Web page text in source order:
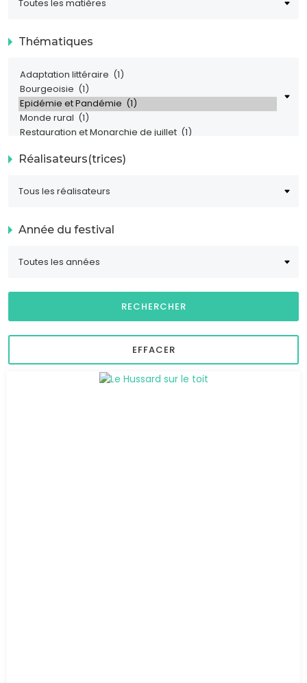
Thématiques
Réalisateurs(trices)
Année du festival